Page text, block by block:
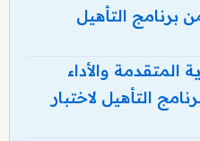
برنامج التأهيل
المتقدمة والأداء
التأهيل لاختبار